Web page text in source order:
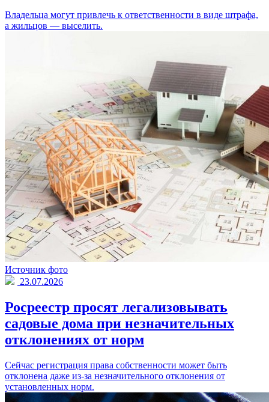
Владельца могут привлечь к ответственности в виде штрафа,
а жильцов — выселить.
Источник фото
23.07.2026
Росреестр просят легализовывать
садовые дома при незначительных
отклонениях от норм
Сейчас регистрация права собственности может быть
отклонена даже из-за незначительного отклонения от
установленных норм.